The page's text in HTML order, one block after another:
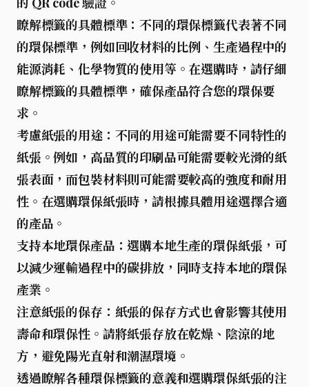
瞭解標籤的具體標準：不同的環保標籤代表著不同
的環保標準，例如回收材料的比例、生產過程中的
能源消耗、化學物質的使用等。在選購時，請仔細
瞭解標籤的具體標準，確保產品符合您的環保要
求。
考慮紙張的用途：不同的用途可能需要不同特性的
紙張。例如，高品質的印刷品可能需要較光滑的紙
張表面，而包裝材料則可能需要較高的強度和耐用
性。在選購環保紙張時，請根據具體用途選擇合適
的產品。
支持本地環保產品 ：選購本地生產的環保紙張，可
以減少運輸過程中的碳排放，同時支持本地的環保
產業。
注意紙張的保存 ：紙張的保存方式也會影響其使用
壽命和環保性。請將紙張存放在乾燥、陰涼的地
方，避免陽光直射和潮濕環境。
透過瞭解各種環保標籤的意義和選購環保紙張的注